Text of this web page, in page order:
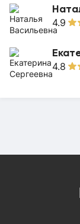
4.9
4.8